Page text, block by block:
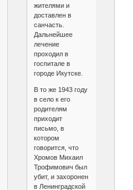
жителями и
доставлен в
санчасть.
Дальнейшее
лечение
проходил в
госпитале в
городе Икутске.
В то же 1943 году
в село к его
родителям
приходит
письмо, в
котором
говорится, что
Хромов Михаил
Трофимович был
убит, и захоронен
в Ленинградской